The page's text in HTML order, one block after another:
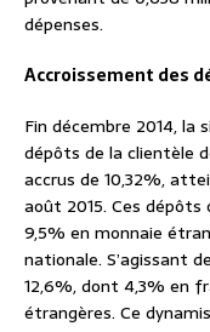
dépenses.
Accroissement des
Fin décembre 2014, la
dépôts de la clientèle
accrus de 10,32%,
août 2015. Ces
9,5% en monnaie
nationale. S’agissant
12,6%, dont 4,3% en
étrangères. Ce